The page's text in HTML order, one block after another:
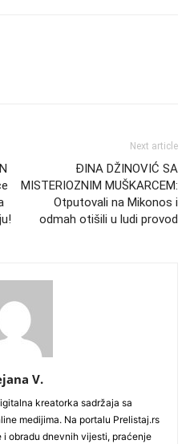
Next article
ĐINA DŽINOVIĆ SA
MISTERIOZNIM MUŠKARCEM:
Otputovali na Mikonos i
odmah otišili u ludi provod
V.
kreatorka sadržaja sa
medijima. Na portalu Prelistaj.rs
obradu dnevnih vijesti, praćenje